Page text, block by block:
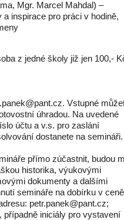
Mgr. Marcel Mahdal) –
inspirace pro práci v hodině,
z jedné školy již jen 100,-
Vstupné
úhradou. Na uvedené
účtu a v.s. pro zaslání
dostanete na semináři.
přímo zúčastnit, budou
historika, výukovými
dokumenty a dalšími
semináře na dobírku v ceně
petr.panek@pant.cz;
případně iniciály pro vystavení